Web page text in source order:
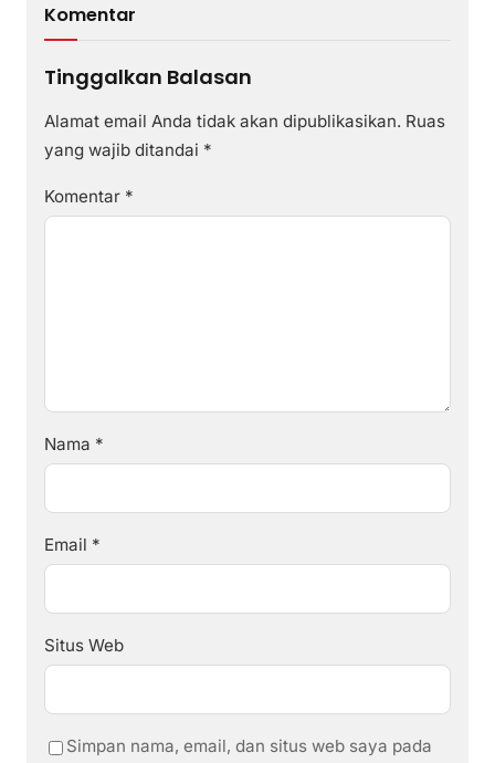
Komentar
Tinggalkan Balasan
Alamat email Anda tidak akan dipublikasikan. Ruas
yang wajib ditandai *
Komentar *
Nama *
Email *
Situs Web
Simpan nama, email, dan situs web saya pada